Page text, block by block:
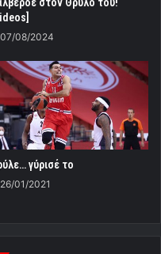
07/08/2024
γύρισέ το
26/01/2021